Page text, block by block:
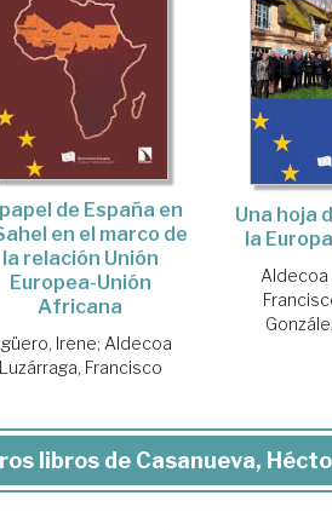
papel de España en
en el marco de
la relación Unión
Europea-Unión
Africana
Irene; Aldecoa
Luzárraga, Francisco
Una hoja
la
Aldecoa
libros de Casanueva,